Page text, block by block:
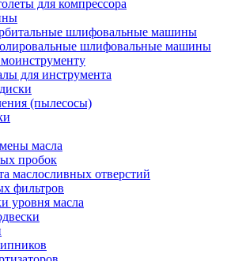
для компрессора
шлифовальные машины
шлифовальные машины
для инструмента
(пылесосы)
масла
пробок
маслосливных отверстий
фильтров
уровня масла